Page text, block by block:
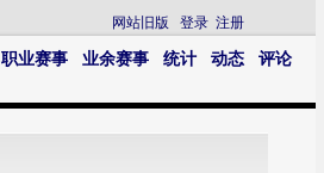
网站旧版 登录 注册
职业赛事 业余赛事 统计 动态
评论